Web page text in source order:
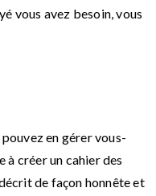
vous avez besoin, vous
en gérer vous-
à créer un cahier des
de façon honnête et